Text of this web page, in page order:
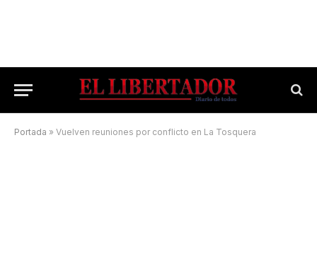
Portada » Vuelven reuniones por conflicto en La Tosquera